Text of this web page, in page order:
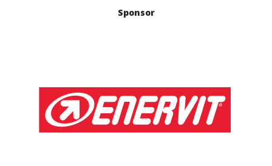
Sponsor